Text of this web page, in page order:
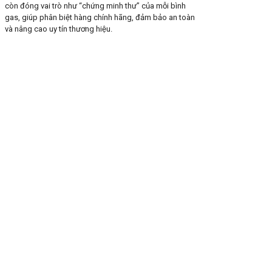
còn đóng vai trò như “chứng minh thư” của mỗi bình
gas, giúp phân biệt hàng chính hãng, đảm bảo an toàn
và nâng cao uy tín thương hiệu.